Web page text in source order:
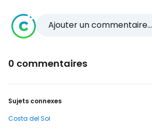
Ajouter un commentaire...
0 commentaires
Sujets connexes
Costa del Sol